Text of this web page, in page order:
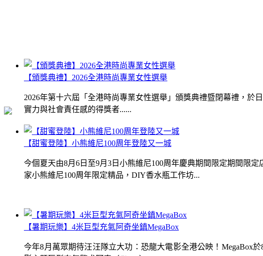
【頒獎典禮】2026全港時尚專業女性選舉
2026年第十六屆「全港時尚專業女性選舉」頒獎典禮暨閉幕禮，
實力與社會責任感的得獎者......
【暑期玩樂】4米巨型充氣阿奇坐鎮MegaBox
今年8月萬眾期待汪汪隊立大功：恐龍大電影全港公映！MegaBox
【甜蜜登陸】小熊維尼100周年登陸又一城
今個夏天由8月6日至9月3日小熊維尼100周年慶典期間限定期間限
家小熊維尼100周年限定精品，DIY香水瓶工作坊...